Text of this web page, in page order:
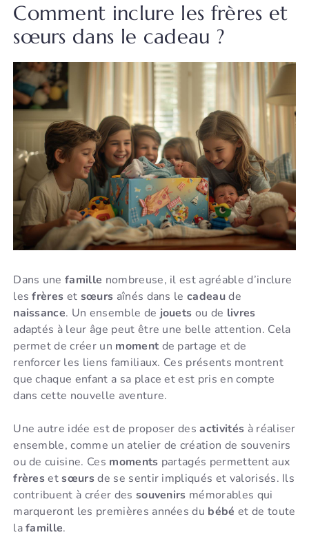
Comment inclure les frères et
sœurs dans le cadeau ?
Dans unefamille nombreuse, il est agréable d’inclure
lesfrères et sœurs aînés dans lecadeaude
naissance. Un ensemble de jouets ou de livres
adaptés à leur âge peut être une belle attention. Cela
permet de créer un moment de partage et de
renforcer les liens familiaux. Ces présents montrent
que chaque enfant a sa place et est pris en compte
dans cette nouvelle aventure.
Une autre idée est de proposer desactivités à réaliser
ensemble, comme un atelier de création de souvenirs
ou de cuisine. Ces moments partagés permettent aux
frèresetsœursde se sentir impliqués et valorisés. Ils
contribuent à créer des souvenirs mémorables qui
marqueront les premières années du bébé et de toute
lafamille.